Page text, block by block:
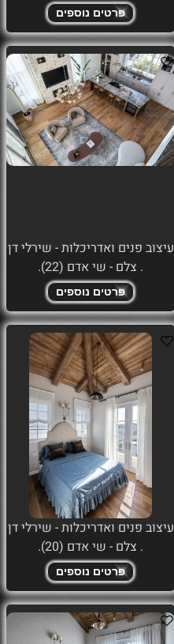
פרטים נוספים
עיצוב פנים ואדריכלות - שירלי דן
. צלם - שי אדם (22).
פרטים נוספים
עיצוב פנים ואדריכלות - שירלי דן
. צלם - שי אדם (20).
פרטים נוספים